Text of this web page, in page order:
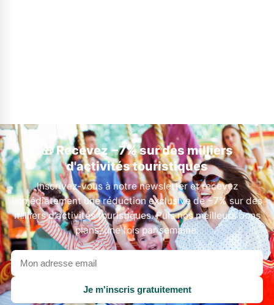
🎁 Recevez −7% sur des milliers
d'activités touristiques
Inscrivez-vous à notre newsletter et recevez
immédiatement une réduction exclusive de −7% sur des
milliers d'activités touristiques. Puis nos meilleurs bons
plans, une fois par semaine.
Votre
adresse
email
Je m'inscris gratuitement